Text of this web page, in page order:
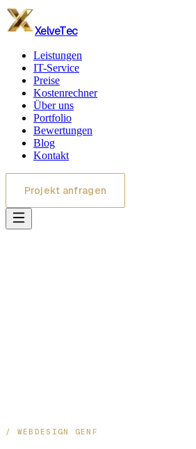
XelveTec
Leistungen
IT-Service
Preise
Kostenrechner
Über uns
Portfolio
Bewertungen
Blog
Kontakt
Projekt anfragen
/ WEBDESIGN GENF